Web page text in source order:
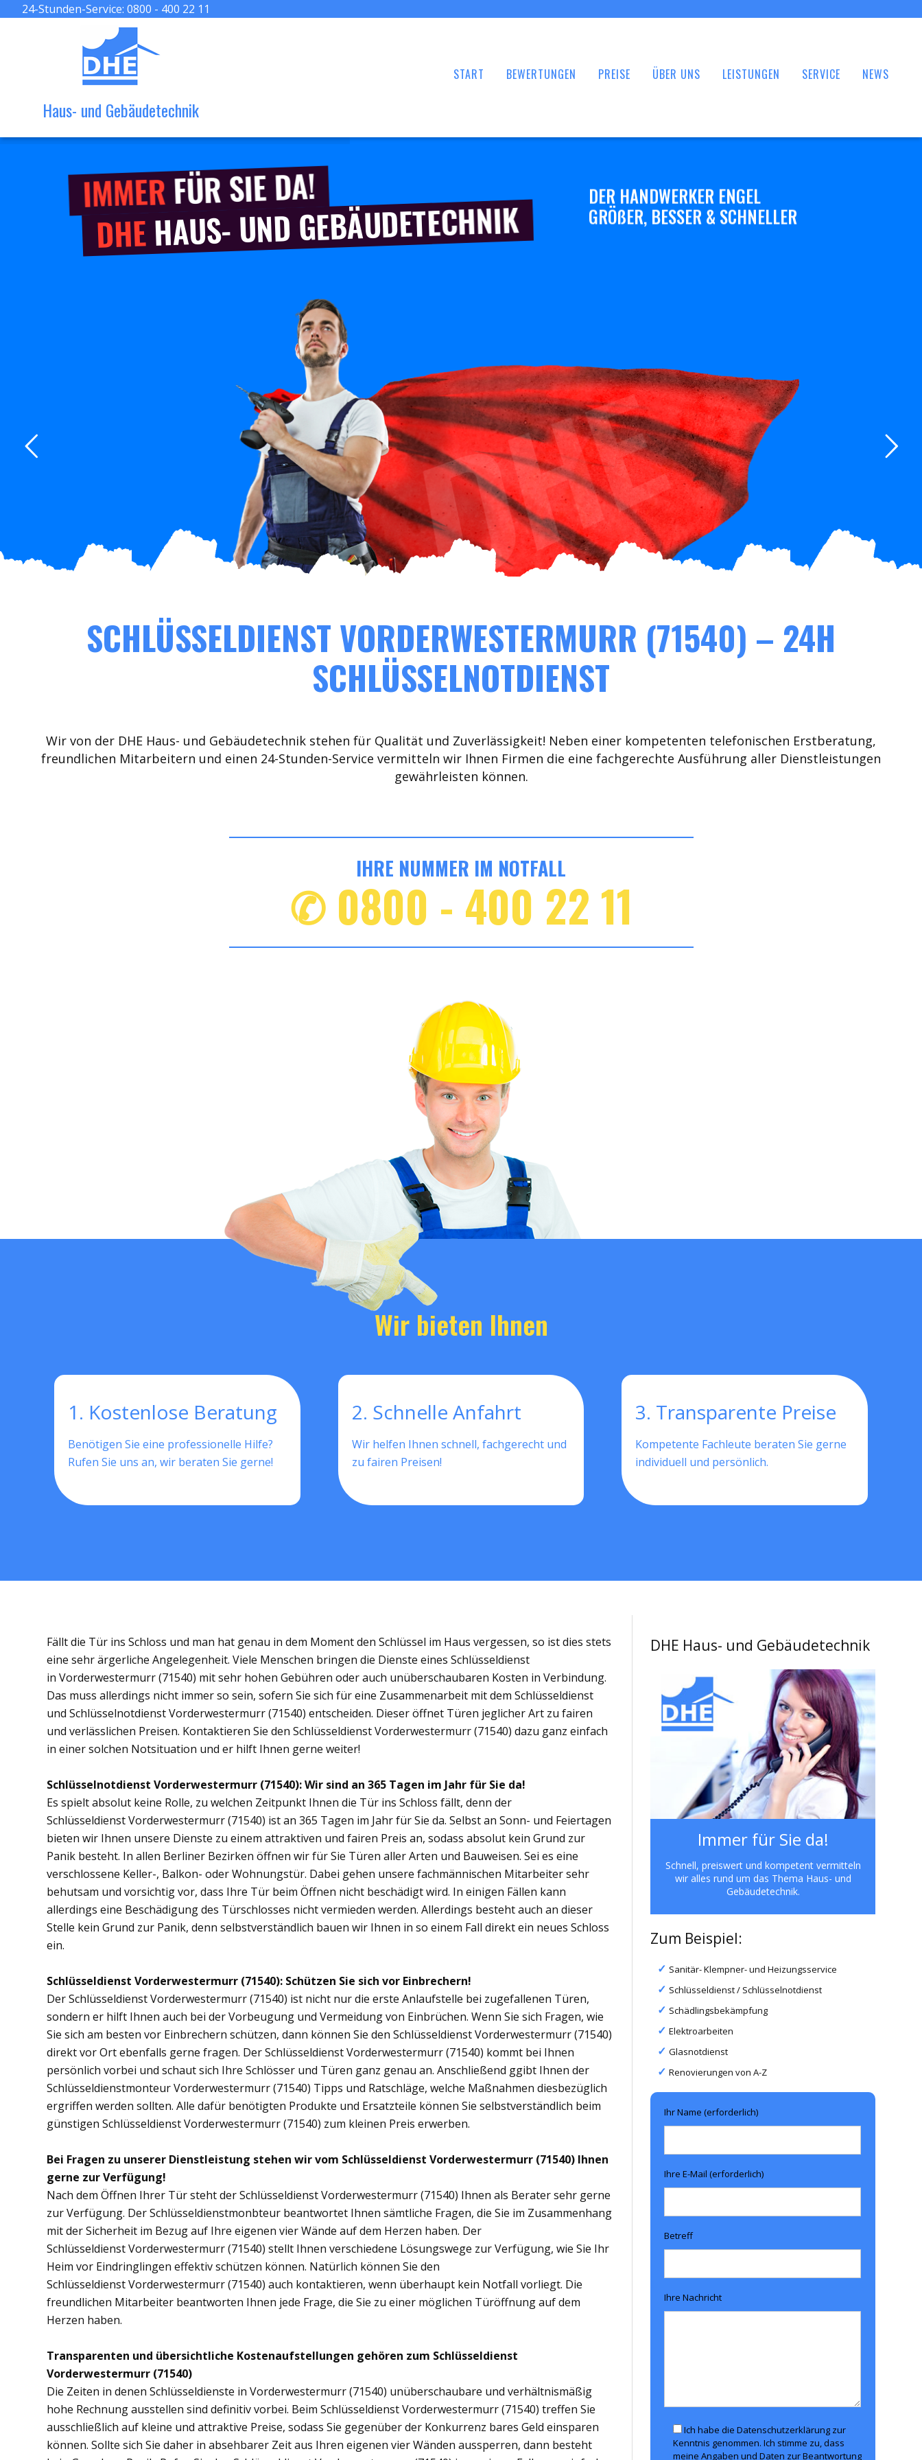
24-Stunden-Service: 0800 - 400 22 11
Haus- und Gebäudetechnik
START BEWERTUNGEN PREISE ÜBER UNS LEISTUNGEN SERVICE NEWS
IMMERFÜR SIE DA!
DHEHAUS- UND GEBÄUDETECHNIK
DER HANDWERKER ENGEL
GRÖßER, BESSER & SCHNELLER
SCHLÜSSELDIENST VORDERWESTERMURR (71540) – 24H
SCHLÜSSELNOTDIENST
Wir von der DHE Haus- und Gebäudetechnik stehen für Qualität und Zuverlässigkeit! Neben einer kompetenten telefonischen Erstberatung,
freundlichen Mitarbeitern und einen 24-Stunden-Service vermitteln wir Ihnen Firmen die eine fachgerechte Ausführung aller Dienstleistungen
gewährleisten können.
IHRE NUMMER IM NOTFALL
✆ 0800 - 400 22 11
Wir bieten Ihnen
1. Kostenlose Beratung
Benötigen Sie eine professionelle Hilfe?
Rufen Sie uns an, wir beraten Sie gerne!
2. Schnelle Anfahrt
Wir helfen Ihnen schnell, fachgerecht und
zu fairen Preisen!
3. Transparente Preise
Kompetente Fachleute beraten Sie gerne
individuell und persönlich.
DHE Haus- und Gebäudetechnik
Immer für Sie da!
Schnell, preiswert und kompetent vermitteln
wir alles rund um das Thema Haus- und
Gebäudetechnik.
Zum Beispiel:
Sanitär- Klempner- und Heizungsservice
Schlüsseldienst / Schlüsselnotdienst
Schädlingsbekämpfung
Elektroarbeiten
Glasnotdienst
Renovierungen von A-Z
Ihr Name (erforderlich)
Ihre E-Mail (erforderlich)
Betreff
Ihre Nachricht
Ich habe die Datenschutzerklärung zur
Kenntnis genommen. Ich stimme zu, dass
meine Angaben und Daten zur Beantwortung
Fällt die Tür ins Schloss und man hat genau in dem Moment den Schlüssel im Haus vergessen, so ist dies stets
eine sehr ärgerliche Angelegenheit. Viele Menschen bringen die Dienste eines Schlüsseldienst
in Vorderwestermurr (71540) mit sehr hohen Gebühren oder auch unüberschaubaren Kosten in Verbindung.
Das muss allerdings nicht immer so sein, sofern Sie sich für eine Zusammenarbeit mit dem Schlüsseldienst
und Schlüsselnotdienst Vorderwestermurr (71540) entscheiden. Dieser öffnet Türen jeglicher Art zu fairen
und verlässlichen Preisen. Kontaktieren Sie den Schlüsseldienst Vorderwestermurr (71540) dazu ganz einfach
in einer solchen Notsituation und er hilft Ihnen gerne weiter!
Schlüsselnotdienst Vorderwestermurr (71540): Wir sind an 365 Tagen im Jahr für Sie da!
Es spielt absolut keine Rolle, zu welchen Zeitpunkt Ihnen die Tür ins Schloss fällt, denn der
Schlüsseldienst Vorderwestermurr (71540) ist an 365 Tagen im Jahr für Sie da. Selbst an Sonn- und Feiertagen
bieten wir Ihnen unsere Dienste zu einem attraktiven und fairen Preis an, sodass absolut kein Grund zur
Panik besteht. In allen Berliner Bezirken öffnen wir für Sie Türen aller Arten und Bauweisen. Sei es eine
verschlossene Keller-, Balkon- oder Wohnungstür. Dabei gehen unsere fachmännischen Mitarbeiter sehr
behutsam und vorsichtig vor, dass Ihre Tür beim Öffnen nicht beschädigt wird. In einigen Fällen kann
allerdings eine Beschädigung des Türschlosses nicht vermieden werden. Allerdings besteht auch an dieser
Stelle kein Grund zur Panik, denn selbstverständlich bauen wir Ihnen in so einem Fall direkt ein neues Schloss
ein.
Schlüsseldienst Vorderwestermurr (71540): Schützen Sie sich vor Einbrechern!
Der Schlüsseldienst Vorderwestermurr (71540) ist nicht nur die erste Anlaufstelle bei zugefallenen Türen,
sondern er hilft Ihnen auch bei der Vorbeugung und Vermeidung von Einbrüchen. Wenn Sie sich Fragen, wie
Sie sich am besten vor Einbrechern schützen, dann können Sie den Schlüsseldienst Vorderwestermurr (71540)
direkt vor Ort ebenfalls gerne fragen. Der Schlüsseldienst Vorderwestermurr (71540) kommt bei Ihnen
persönlich vorbei und schaut sich Ihre Schlösser und Türen ganz genau an. Anschließend ggibt Ihnen der
Schlüsseldienstmonteur Vorderwestermurr (71540) Tipps und Ratschläge, welche Maßnahmen diesbezüglich
ergriffen werden sollten. Alle dafür benötigten Produkte und Ersatzteile können Sie selbstverständlich beim
günstigen Schlüsseldienst Vorderwestermurr (71540) zum kleinen Preis erwerben.
Bei Fragen zu unserer Dienstleistung stehen wir vom Schlüsseldienst Vorderwestermurr (71540) Ihnen
gerne zur Verfügung!
Nach dem Öffnen Ihrer Tür steht der Schlüsseldienst Vorderwestermurr (71540) Ihnen als Berater sehr gerne
zur Verfügung. Der Schlüsseldienstmonbteur beantwortet Ihnen sämtliche Fragen, die Sie im Zusammenhang
mit der Sicherheit im Bezug auf Ihre eigenen vier Wände auf dem Herzen haben. Der
Schlüsseldienst Vorderwestermurr (71540) stellt Ihnen verschiedene Lösungswege zur Verfügung, wie Sie Ihr
Heim vor Eindringlingen effektiv schützen können. Natürlich können Sie den
Schlüsseldienst Vorderwestermurr (71540) auch kontaktieren, wenn überhaupt kein Notfall vorliegt. Die
freundlichen Mitarbeiter beantworten Ihnen jede Frage, die Sie zu einer möglichen Türöffnung auf dem
Herzen haben.
Transparenten und übersichtliche Kostenaufstellungen gehören zum Schlüsseldienst
Vorderwestermurr (71540)
Die Zeiten in denen Schlüsseldienste in Vorderwestermurr (71540) unüberschaubare und verhältnismäßig
hohe Rechnung ausstellen sind definitiv vorbei. Beim Schlüsseldienst Vorderwestermurr (71540) treffen Sie
ausschließlich auf kleine und attraktive Preise, sodass Sie gegenüber der Konkurrenz bares Geld einsparen
können. Sollte sich Sie daher in absehbarer Zeit aus Ihren eigenen vier Wänden aussperren, dann besteht